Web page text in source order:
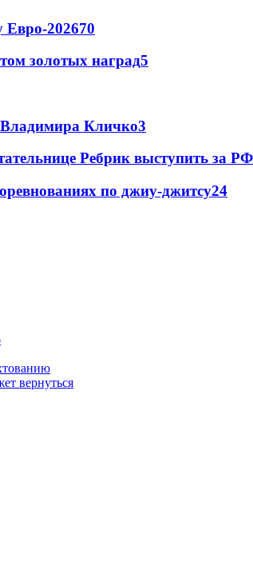
Евро-202670
золотых наград5
Владимира Кличко3
Ребрик выступить за РФ
по джиу-джитсу24
вернуться